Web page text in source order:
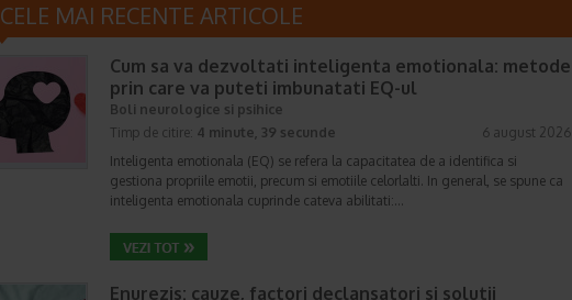
CELE MAI RECENTE ARTICOLE
Cum sa va dezvoltati inteligenta emotionala: metode
prin care va puteti imbunatati EQ-ul
Boli neurologice si psihice
Timp de citire: 4 minute, 39 secunde
6 august 2026
Inteligenta emotionala (EQ) se refera la capacitatea de a identifica si
gestiona propriile emotii, precum si emotiile celorlalti. In general, se spune ca
inteligenta emotionala cuprinde cateva abilitati:…
Enurezis: cauze, factori declansatori si solutii